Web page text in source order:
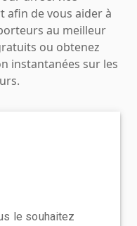
afin de vous aider à
au meilleur
ou obtenez
instantanées sur les
le souhaitez